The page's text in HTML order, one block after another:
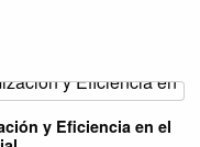
y Eficiencia en el